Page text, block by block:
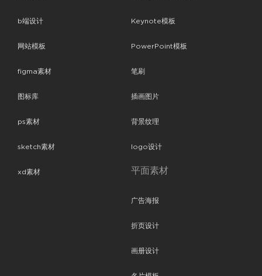
b端设计
网站模板
figma素材
图标库
ps素材
sketch素材
xd素材
Keynote模板
PowerPoint模板
笔刷
插画图片
背景纹理
logo设计
平面素材
广告海报
折页设计
画册设计